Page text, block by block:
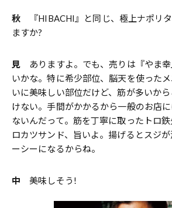
秋 『HIBACHI』と同じ、極上ナポリ
ますか?
見 ありますよ。でも、売りは『やま
いかな。特に希少部位、脳天を使った
いに美味しい部位だけど、筋が多いか
けない。手間がかかるから一般のお店
ないんだって。筋を丁寧に取ったトロ
ロカツサンド、旨いよ。揚げるとスジ
ーシーになるからね。
中 美味しそう!